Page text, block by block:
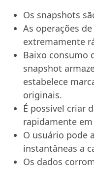
Os snapshots
As operações
extremamente
Baixo consumo
snapshot
estabelece
originais.
É possível criar
rapidamente
O usuário pode
instantâneas a
Os dados